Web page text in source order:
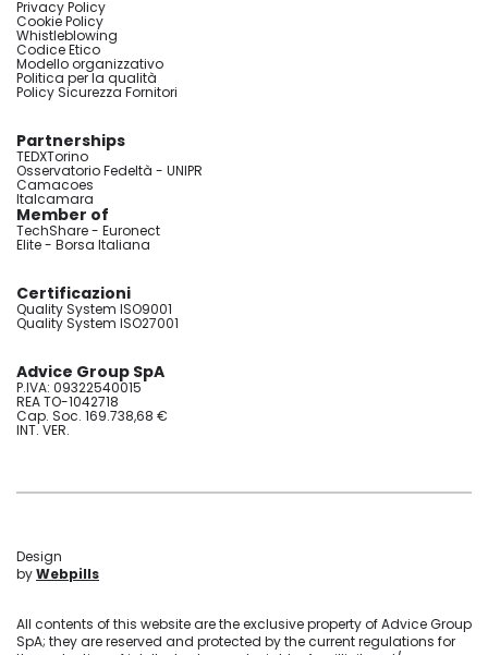
Privacy Policy
Cookie Policy
Whistleblowing
Codice Etico
Modello organizzativo
Politica per la qualità
Policy Sicurezza Fornitori
Partnerships
TEDXTorino
Osservatorio Fedeltà - UNIPR
Camacoes
Italcamara
Member of
TechShare - Euronect
Elite - Borsa Italiana
Certificazioni
Quality System ISO9001
Quality System ISO27001
Advice Group SpA
P.IVA: 09322540015
REA TO-1042718
Cap. Soc. 169.738,68 €
INT. VER.
Design
byWebpills
All contents of this website are the exclusive property of Advice Group
SpA; they are reserved and protected by the current regulations for